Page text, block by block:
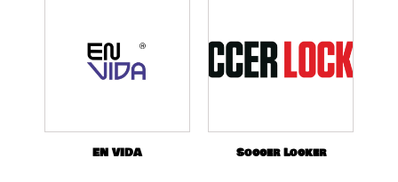
EN VIDA Soccer Locker